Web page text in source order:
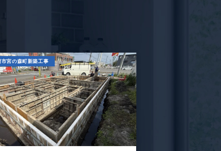
市宮の森町新築工事